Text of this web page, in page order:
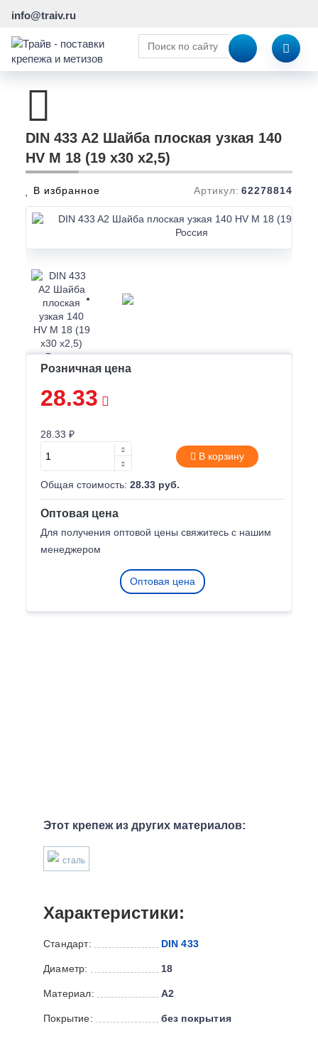
info@traiv.ru
DIN 433 A2 Шайба плоская узкая 140
HV M 18 (19 x30 x2,5)
В избранное Артикул: 62278814
Розничная цена
28.33
28.33 ₽
В корзину
Общая стоимость: 28.33 руб.
Оптовая цена
Для получения оптовой цены свяжитесь с нашим
менеджером
Оптовая цена
Этот крепеж из других материалов:
сталь
Характеристики:
Стандарт: DIN 433
Диаметр: 18
Материал: А2
Покрытие: без покрытия